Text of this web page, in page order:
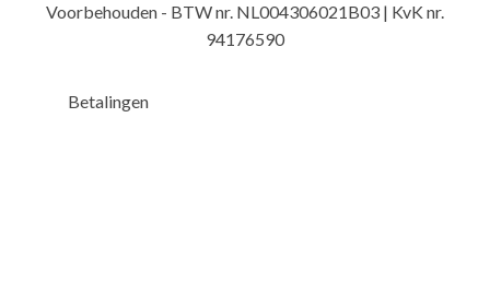
Voorbehouden - BTW nr. NL004306021B03 | KvK nr.
94176590
Betalingen